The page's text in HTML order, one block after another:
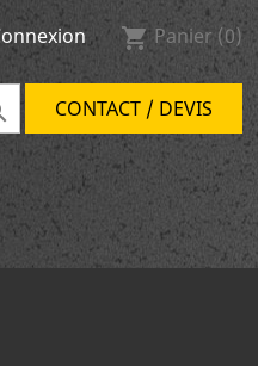
shopping_cart Panier (0)
CONTACT / DEVIS